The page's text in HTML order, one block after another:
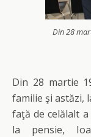
Din 28
Din 28 martie
familie şi astăzi,
faţă de celălalt
la pensie,